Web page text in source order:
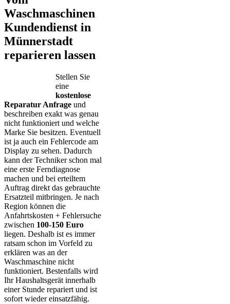
Waschmaschinen
Kundendienst in
Münnerstadt
reparieren lassen
Stellen Sie
eine
kostenlose
Reparatur Anfrage und
beschreiben exakt was genau
nicht funktioniert und welche
Marke Sie besitzen. Eventuell
ist ja auch ein Fehlercode am
Display zu sehen. Dadurch
kann der Techniker schon mal
eine erste Ferndiagnose
machen und bei erteiltem
Auftrag direkt das gebrauchte
Ersatzteil mitbringen. Je nach
Region können die
Anfahrtskosten + Fehlersuche
zwischen 100-150 Euro
liegen. Deshalb ist es immer
ratsam schon im Vorfeld zu
erklären was an der
Waschmaschine nicht
funktioniert. Bestenfalls wird
Ihr Haushaltsgerät innerhalb
einer Stunde repariert und ist
sofort wieder einsatzfähig.